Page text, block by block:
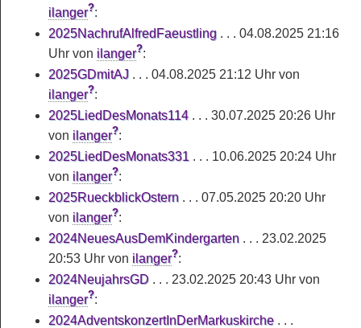
ilanger?:
2025NachrufAlfredFaeustling . . . 04.08.2025 21:16
Uhr von ilanger?:
2025GDmitAJ . . . 04.08.2025 21:12 Uhr von
ilanger?:
2025LiedDesMonats114. . . 30.07.2025 20:26 Uhr
von ilanger?:
2025LiedDesMonats331 . . . 10.06.2025 20:24 Uhr
von ilanger?:
2025RueckblickOstern . . . 07.05.2025 20:20 Uhr
von ilanger?:
2024NeuesAusDemKindergarten . . . 23.02.2025
20:53 Uhr von ilanger?:
2024NeujahrsGD . . . 23.02.2025 20:43 Uhr von
ilanger?:
2024AdventskonzertInDerMarkuskirche . . .